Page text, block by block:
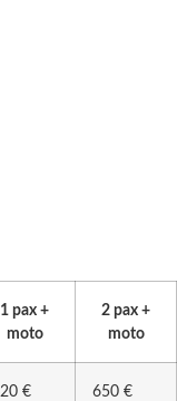
1 pax +
moto
2 pax +
moto
€ 650 €